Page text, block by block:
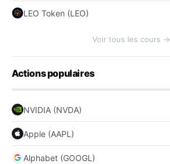
LEO Token (LEO)
Voir tous les cours →
Actions populaires
NVIDIA (NVDA)
Apple (AAPL)
Alphabet (GOOGL)